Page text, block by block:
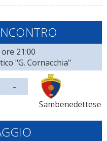
21:00
"G. Cornacchia"
-
Sambenedettese